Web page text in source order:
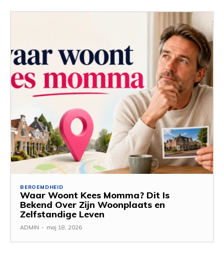
BEROEMDHEID
Waar Woont Kees Momma? Dit Is
Bekend Over Zijn Woonplaats en
Zelfstandige Leven
ADMIN - maj 18, 2026